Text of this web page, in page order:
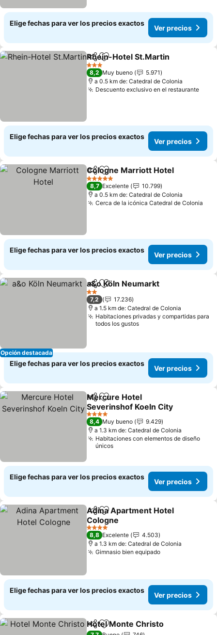
Elige fechas para ver los precios exactos
Ver precios
CompartirAgregar a favoritos
Rhein-Hotel St.Martin
3 Estrellas
8,2 Muy bueno
5.971
a 0.5 km de: Catedral de Colonia
Descuento exclusivo en el restaurante
Elige fechas para ver los precios exactos
Ver precios
CompartirAgregar a favoritos
Cologne Marriott Hotel
5 Estrellas
8,7 Excelente
10.799
a 0.5 km de: Catedral de Colonia
Cerca de la icónica Catedral de Colonia
Elige fechas para ver los precios exactos
Ver precios
Opción destacada
CompartirAgregar a favoritos
a&o Köln Neumarkt
2 Estrellas
7,2
17.236
a 1.5 km de: Catedral de Colonia
Habitaciones privadas y compartidas para
todos los gustos
Elige fechas para ver los precios exactos
Ver precios
CompartirAgregar a favoritos
Mercure Hotel
Severinshof Koeln City
4 Estrellas
8,4 Muy bueno
9.429
a 1.3 km de: Catedral de Colonia
Habitaciones con elementos de diseño
únicos
Elige fechas para ver los precios exactos
Ver precios
CompartirAgregar a favoritos
Adina Apartment Hotel
Cologne
4 Estrellas
8,8 Excelente
4.503
a 1.3 km de: Catedral de Colonia
Gimnasio bien equipado
Elige fechas para ver los precios exactos
Ver precios
CompartirAgregar a favoritos
Hotel Monte Christo